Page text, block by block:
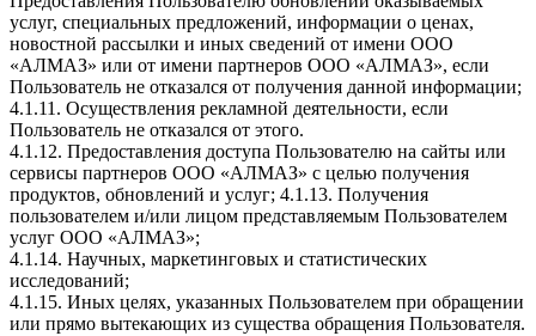
услуг, специальных предложений, информации о ценах,
новостной рассылки и иных сведений от имени ООО
«АЛМАЗ» или от имени партнеров ООО «АЛМАЗ», если
Пользователь не отказался от получения данной информации;
4.1.11. Осуществления рекламной деятельности, если
Пользователь не отказался от этого.
4.1.12. Предоставления доступа Пользователю на сайты или
сервисы партнеров ООО «АЛМАЗ» с целью получения
продуктов, обновлений и услуг; 4.1.13. Получения
пользователем и/или лицом представляемым Пользователем
услуг ООО «АЛМАЗ»;
4.1.14. Научных, маркетинговых и статистических
исследований;
4.1.15. Иных целях, указанных Пользователем при обращении
или прямо вытекающих из существа обращения Пользователя.